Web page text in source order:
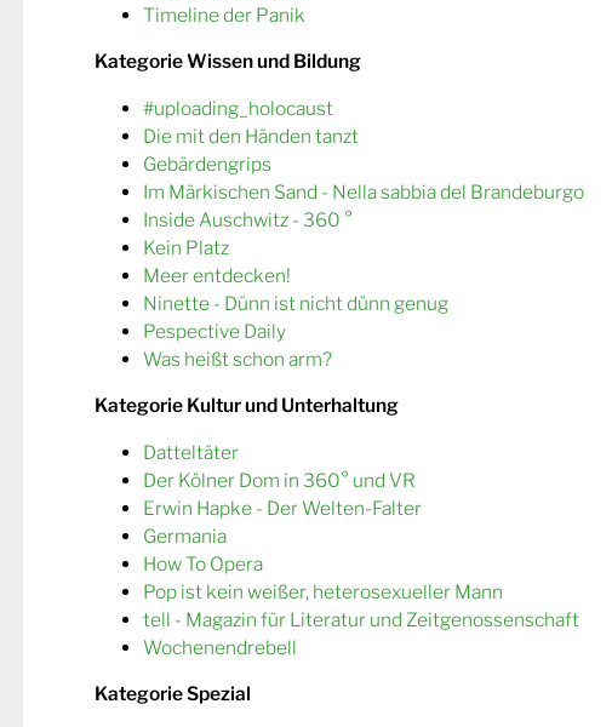
Timeline der Panik
Kategorie Wissen und Bildung
#uploading_holocaust
Die mit den Händen tanzt
Gebärdengrips
Im Märkischen Sand - Nella sabbia del Brandeburgo
Inside Auschwitz - 360 °
Kein Platz
Meer entdecken!
Ninette - Dünn ist nicht dünn genug
Pespective Daily
Was heißt schon arm?
Kategorie Kultur und Unterhaltung
Datteltäter
Der Kölner Dom in 360° und VR
Erwin Hapke - Der Welten-Falter
Germania
How To Opera
Pop ist kein weißer, heterosexueller Mann
tell - Magazin für Literatur und Zeitgenossenschaft
Wochenendrebell
Kategorie Spezial